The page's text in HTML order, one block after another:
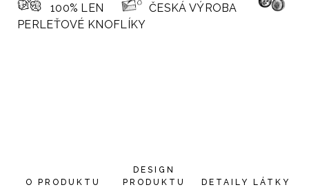
100% LEN
ČESKÁ VÝROBA
PERLEŤOVÉ KNOFLÍKY
O PRODUKTU
DESIGN
PRODUKTU
DETAILY LÁTKY